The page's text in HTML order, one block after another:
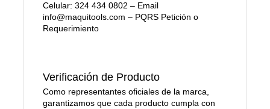
Celular: 324 434 0802 – Email
info@maquitools.com – PQRS Petición o
Requerimiento
Verificación de Producto
Como representantes oficiales de la marca,
garantizamos que cada producto cumpla con